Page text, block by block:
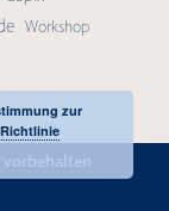
Workshop
zur